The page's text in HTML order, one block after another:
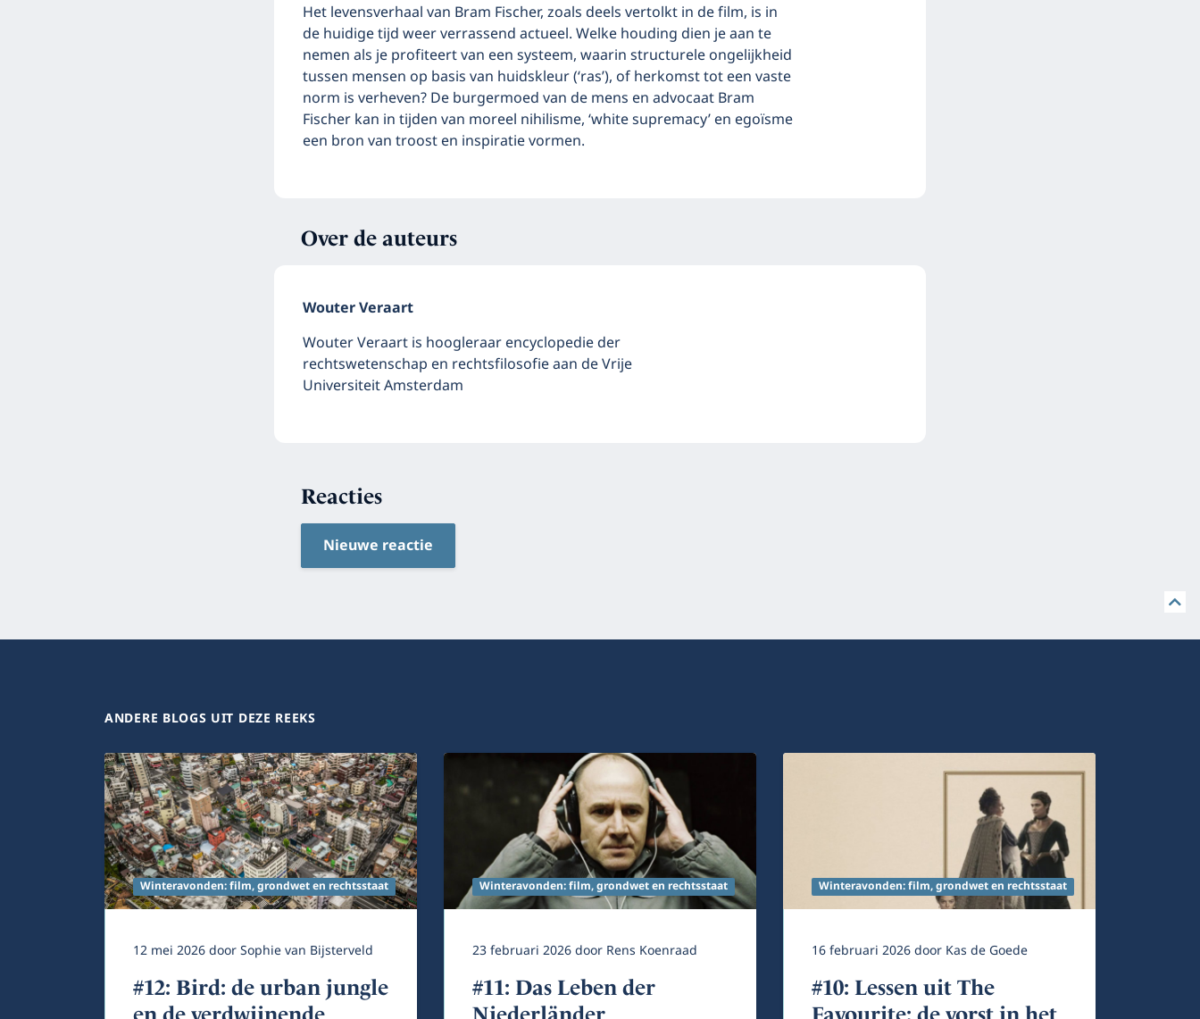
Het levensverhaal van Bram Fischer, zoals deels vertolkt in de film, is in
de huidige tijd weer verrassend actueel. Welke houding dien je aan te
nemen als je profiteert van een systeem, waarin structurele ongelijkheid
tussen mensen op basis van huidskleur (‘ras’), of herkomst tot een vaste
norm is verheven? De burgermoed van de mens en advocaat Bram
Fischer kan in tijden van moreel nihilisme, ‘white supremacy’ en egoïsme
een bron van troost en inspiratie vormen.
Over de auteurs
Wouter Veraart
Wouter Veraart is hoogleraar encyclopedie der
rechtswetenschap en rechtsfilosofie aan de Vrije
Universiteit Amsterdam
Reacties
Nieuwe reactie
ANDERE BLOGS UIT DEZE REEKS
Winteravonden: film, grondwet en rechtsstaat
12 mei 2026doorSophie van Bijsterveld
#12: Bird: de urban jungle
Winteravonden: film, grondwet en rechtsstaat
23 februari 2026door Rens Koenraad
#11: Das Leben der
Winteravonden: film, grondwet en rechtsstaat
16 februari 2026door Kas de Goede
#10: Lessen uit The